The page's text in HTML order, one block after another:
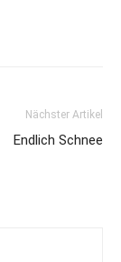
Nächster Artikel
Endlich Schnee